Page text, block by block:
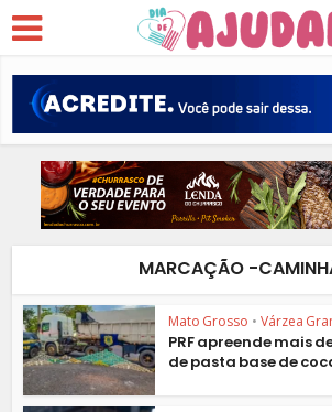
MARCAÇÃO -
Mato Grosso • Várzea
PRF apreende mais
de pasta base de